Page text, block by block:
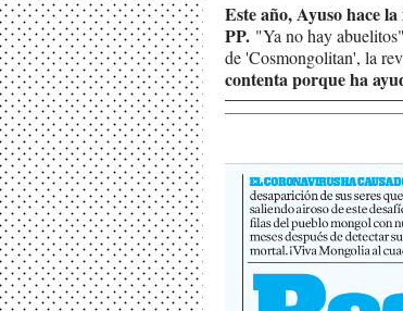
Este año, Ayuso hace
PP. "Ya no hay
de 'Cosmongolitan', la
contenta porque ha